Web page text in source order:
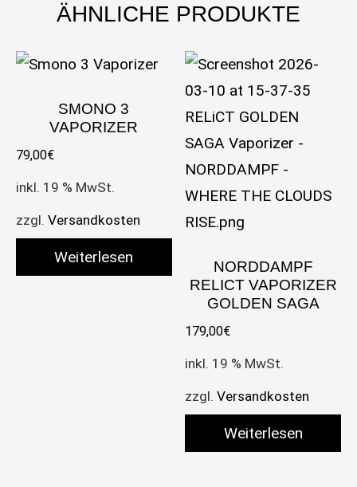
ÄHNLICHE PRODUKTE
SMONO 3
VAPORIZER
79,00€
inkl. 19 % MwSt.
zzgl. Versandkosten
Weiterlesen
NORDDAMPF
RELICT VAPORIZER
GOLDEN SAGA
179,00€
inkl. 19 % MwSt.
zzgl.Versandkosten
Weiterlesen